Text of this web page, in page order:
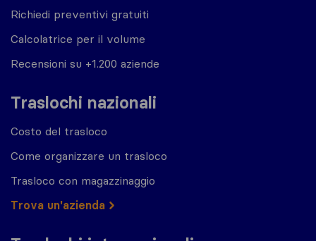
Richiedi preventivi gratuiti
Calcolatrice per il volume
Recensioni su +1.200 aziende
Traslochi nazionali
Costo del trasloco
Come organizzare un trasloco
Trasloco con magazzinaggio
Trova un'azienda